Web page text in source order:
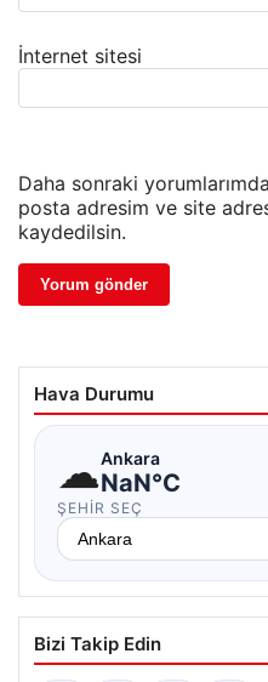
İnternet sitesi
Daha sonraki
posta adresim ve site
kaydedilsin.
Hava Durumu
☁Ankara
NaN°C
ŞEHIR SEÇ
Bizi Takip Edin